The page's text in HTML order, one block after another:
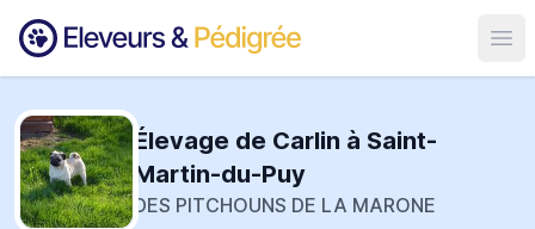
Élevage de Carlin à Saint-
Martin-du-Puy
DES PITCHOUNS DE LA MARONE